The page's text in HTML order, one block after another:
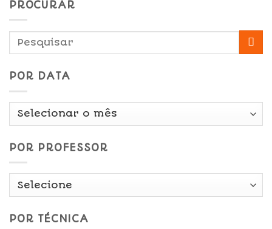
PROCURAR
POR DATA
Por
POR PROFESSOR
POR TÉCNICA